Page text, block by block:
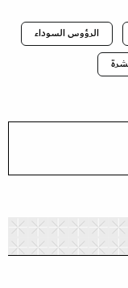
الرؤوس السوداء